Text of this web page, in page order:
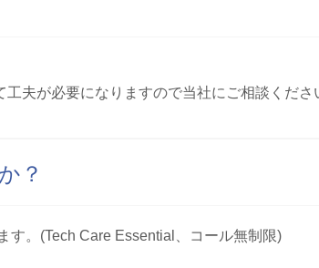
夫が必要になりますので当社にご相談くだ
？
す。(Tech Care Essential、コール無制限)